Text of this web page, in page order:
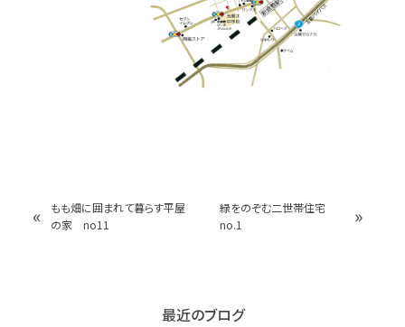
«
もも畑に囲まれて暮らす平屋
の家 no11
緑をのぞむ二世帯住宅
no.1
»
最近のブログ